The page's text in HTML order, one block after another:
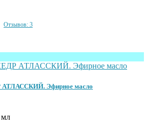
Отзывов: 3
АТЛАССКИЙ. Эфирное масло
мл